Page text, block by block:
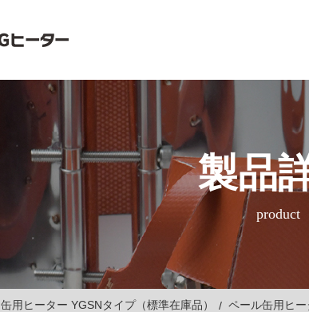
製品
product
缶用ヒーター YGSNタイプ（標準在庫品） ペール缶用ヒ